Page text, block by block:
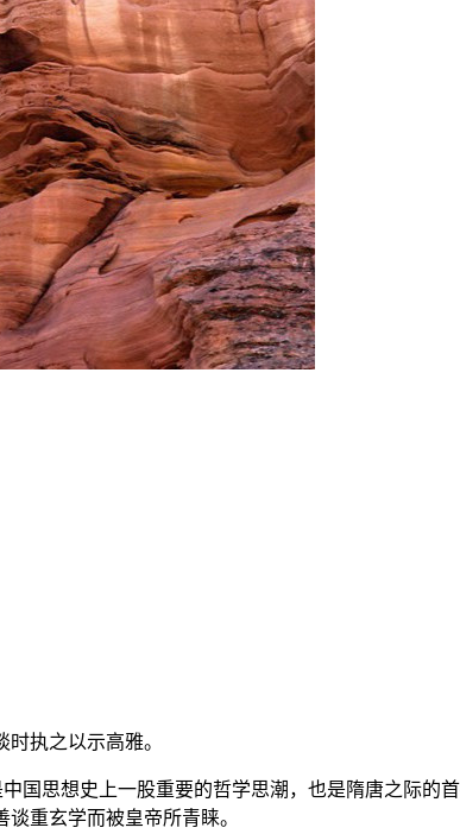
执之以示高雅。
国思想史上一股重要的哲学思潮，也是隋唐之际的
重玄学而被皇帝所青睐。